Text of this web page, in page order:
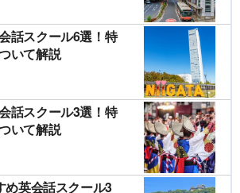
話スクール6選！特
いて解説
話スクール3選！特
いて解説
め英会話スクール3